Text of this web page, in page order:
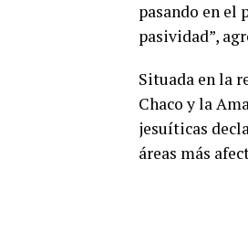
pasando en el
pasividad”,
Situada en la
Chaco y la
jesuíticas
áreas más